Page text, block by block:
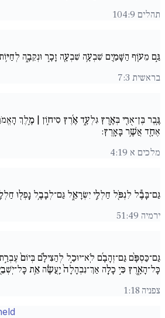
תהלים 104:9
גַּ֣ם מֵע֧וֹף הַשָּׁמַ֛יִם שִׁבְעָ֥ה שִׁבְעָ֖ה זָכָ֣ר וּנְקֵבָ֑ה
בראשית 7:3
גֶּ֥בֶר בֶּן־אֻרִ֖י בְּאֶ֣רֶץ גִּלְעָ֑ד אֶ֜רֶץ סִיח֣וֹן | מֶ֣לֶךְ
אֶחָ֖ד אֲשֶׁ֥ר בָּאָֽרֶץ:
מלכים א 4:19
גַּם־בָּבֶ֕ל לִנְפֹּ֖ל חַלְלֵ֣י יִשְׂרָאֵ֑ל גַּם־לְבָבֶ֥ל נָֽפְל֖וּ
ירמיה 51:49
גַּם־כַּסְפָּ֨ם גַּם־זְהָבָ֜ם לֹֽא־יוּכַ֣ל לְהַצִּילָ֗ם בְּיוֹם֙
כָּל־הָאָ֑רֶץ כִּ֣י כָלָ֚ה אַךְ־נִבְהָלָה֙ יַֽעֲשֶׂ֔ה אֵ֥ת
צפניה 1:18